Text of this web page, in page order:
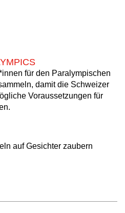
für den Paralympischen
damit die Schweizer
Voraussetzungen für
auf Gesichter zaubern